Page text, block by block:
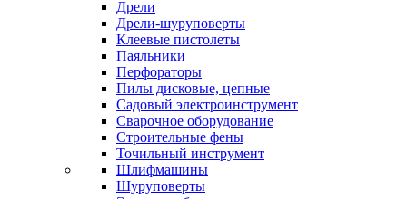
Дрели
Дрели-шуруповерты
Клеевые пистолеты
Паяльники
Перфораторы
Пилы дисковые, цепные
Садовый электроинструмент
Сварочное оборудование
Строительные фены
Точильный инструмент
Шлифмашины
Шуруповерты